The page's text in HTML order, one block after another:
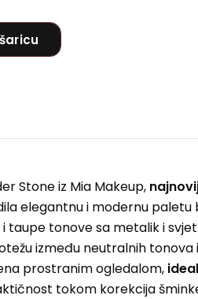
Stone iz Mia Makeup,
elegantnu i modernu paletu
taupe tonove sa metalik i
između neutralnih
prostranim ogledalom,
tokom korekcija